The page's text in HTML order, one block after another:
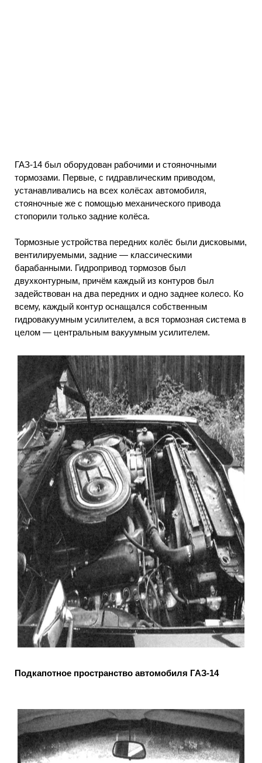
ГАЗ-14 был оборудован рабочими и стояночными
тормозами. Первые, с гидравлическим приводом,
устанавливались на всех колёсах автомобиля,
стояночные же с помощью механического привода
стопорили только задние колёса.
Тормозные устройства передних колёс были дисковыми,
вентилируемыми, задние — классическими
барабанными. Гидропривод тормозов был
двухконтурным, причём каждый из контуров был
задействован на два передних и одно заднее колесо. Ко
всему, каждый контур оснащался собственным
гидровакуумным усилителем, а вся тормозная система в
целом — центральным вакуумным усилителем.
Подкапотное пространство автомобиля ГАЗ-14